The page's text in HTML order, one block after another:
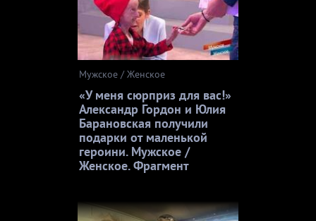
Мужское / Женское
«У меня сюрприз для вас!»
Александр Гордон и Юлия
Барановская получили
подарки от маленькой
героини. Мужское /
Женское. Фрагмент